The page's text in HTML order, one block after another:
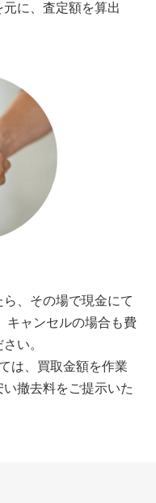
に、査定額を算出
、その場で現金にて
キャンセルの場合も費
い。
は、買取金額を作業
撤去料をご提示いた